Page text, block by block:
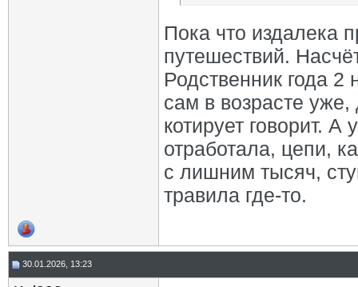
Пока что издалека
путешествий.
Родственник года 2
сам в возрасте
котирует говорит.
отработала, цепи,
с лишним тысяч,
травила где-то.
30.01.2026, 13:23